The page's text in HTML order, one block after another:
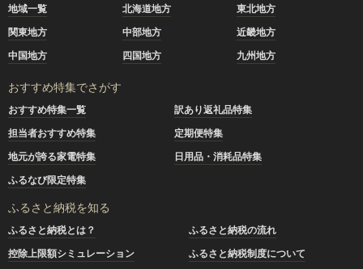
地域一覧 北海道地方
東北地方
関東地方
中部地方
近畿地方
中国地方
四国地方 九州地方
おすすめ特集でさがす
おすすめ特集一覧
訳あり返礼品特集
担当者おすすめ特集
定期便特集
地元が誇る家電特集
日用品・消耗品特集
ふるなび限定特集
ふるさと納税を知る
ふるさと納税とは？
ふるさと納税の流れ
控除上限額シミュレーション
ふるさと納税制度について